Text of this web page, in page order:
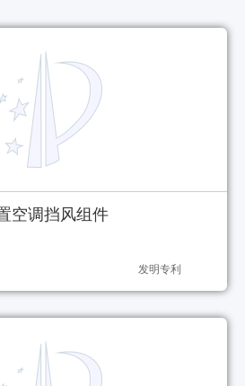
空调挡风组件
发明专利